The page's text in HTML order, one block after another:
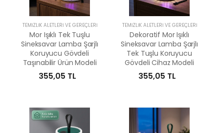
TEMIZLIK ALETLERI VE GEREÇLERI
Mor Işıklı Tek Tuşlu
Sineksavar Lamba Şarjlı
Koruyucu Gövdeli
Taşınabilir Ürün Modeli
355,05 TL
TEMIZLIK ALETLERI VE GEREÇLERI
Dekoratif Mor Işıklı
Sineksavar Lamba Şarjlı
Tek Tuşlu Koruyucu
Gövdeli Cihaz Modeli
355,05 TL